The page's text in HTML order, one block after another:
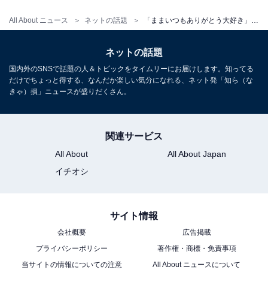
All About ニュース ネットの話題
ネットの話題
国内外のSNSで話題の人＆トピックをタイムリーにお届けします。知ってる
だけでちょっと得する、なんだか楽しい気分になれる、ネット発「知ら（な
きゃ）損」ニュースが盛りだくさん。
関連サービス
All About
All About Japan
イチオシ
サイト情報
会社概要
広告掲載
プライバシーポリシー
著作権・商標・免責事項
当サイトの情報についての注意
All About ニュースについて